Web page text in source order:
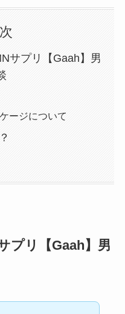
サプリ【Gaah】男
ージについて
プリ【Gaah】男